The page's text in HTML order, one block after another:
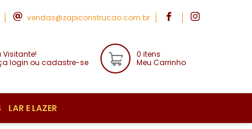
vendas@zapiconstrucao.com.br
Visitante!
login ou cadastre-se
0 itens
Meu Carrinho
LAR E LAZER